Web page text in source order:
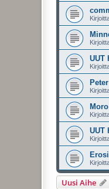
UUT
Moro
UUT
Uusi Aihe